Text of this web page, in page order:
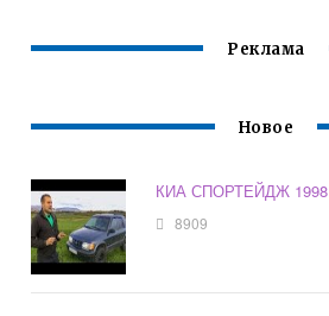
Реклама
Новое
КИА СПОРТЕЙДЖ 1998
8909